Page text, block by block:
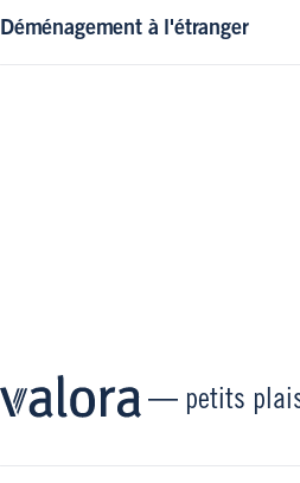
Déménagement à l'étranger
— petits